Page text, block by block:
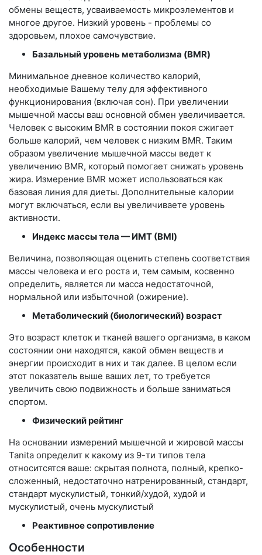
обмены веществ, усваиваемость микроэлементов и
многое другое. Низкий уровень - проблемы со
здоровьем, плохое самочувствие.
Базальный уровень метаболизма (BMR)
Минимальное дневное количество калорий,
необходимые Вашему телу для эффективного
функционирования (включая сон). При увеличении
мышечной массы ваш основной обмен увеличивается.
Человек с высоким BMR в состоянии покоя сжигает
больше калорий, чем человек с низким BMR. Таким
образом увеличение мышечной массы ведет к
увеличению BMR, который помогает снижать уровень
жира. Измерение BMR может использоваться как
базовая линия для диеты. Дополнительные калории
могут включаться, если вы увеличиваете уровень
активности.
Индекс массы тела — ИМТ (BMI)
Величина, позволяющая оценить степень соответствия
массы человека и его роста и, тем самым, косвенно
определить, является ли масса недостаточной,
нормальной или избыточной (ожирение).
Метаболический (биологический) возраст
Это возраст клеток и тканей вашего организма, в каком
состоянии они находятся, какой обмен веществ и
энергии происходит в них и так далее. В целом если
этот показатель выше ваших лет, то требуется
увеличить свою подвижность и больше заниматься
спортом.
Физический рейтинг
На основании измерений мышечной и жировой массы
Tanita определит к какому из 9-ти типов тела
относитсятся ваше: скрытая полнота, полный, крепко-
сложенный, недостаточно натренированный, стандарт,
стандарт мускулистый, тонкий/худой, худой и
мускулистый, очень мускулистый
Реактивное сопротивление
Особенности